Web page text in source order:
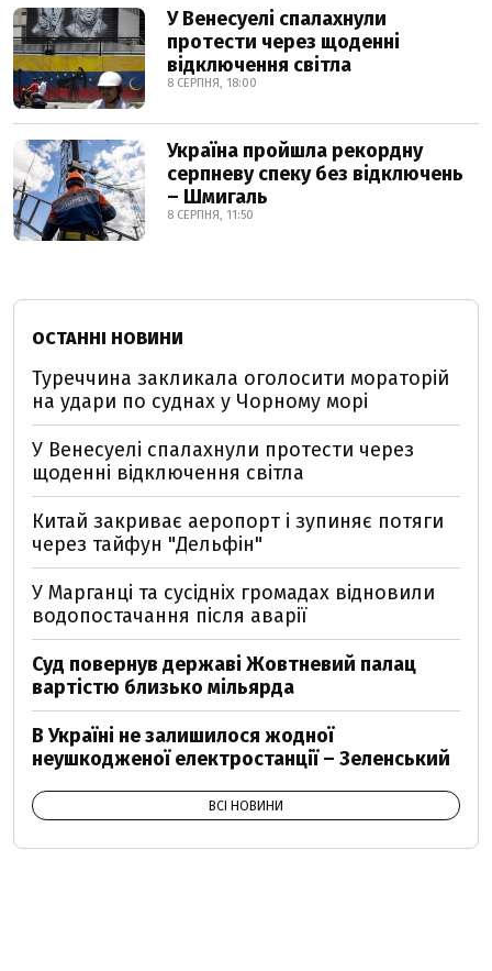
У Венесуелі спалахнули
протести через щоденні
відключення світла
8 СЕРПНЯ, 18:00
Україна пройшла рекордну
серпневу спеку без відключень
– Шмигаль
8 СЕРПНЯ, 11:50
ОСТАННІ НОВИНИ
Туреччина закликала оголосити мораторій
на удари по суднах у Чорному морі
У Венесуелі спалахнули протести через
щоденні відключення світла
Китай закриває аеропорт і зупиняє потяги
через тайфун "Дельфін"
У Марганці та сусідніх громадах відновили
водопостачання після аварії
Суд повернув державі Жовтневий палац
вартістю близько мільярда
В Україні не залишилося жодної
неушкодженої електростанції – Зеленський
ВСІ НОВИНИ